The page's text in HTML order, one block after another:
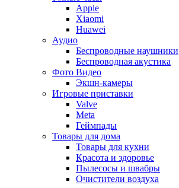
Apple
Xiaomi
Huawei
Аудио
Беспроводные наушники
Беспроводная акустика
Фото Видео
Экшн-камеры
Игровые приставки
Valve
Meta
Геймпады
Товары для дома
Товары для кухни
Красота и здоровье
Пылесосы и швабры
Очистители воздуха